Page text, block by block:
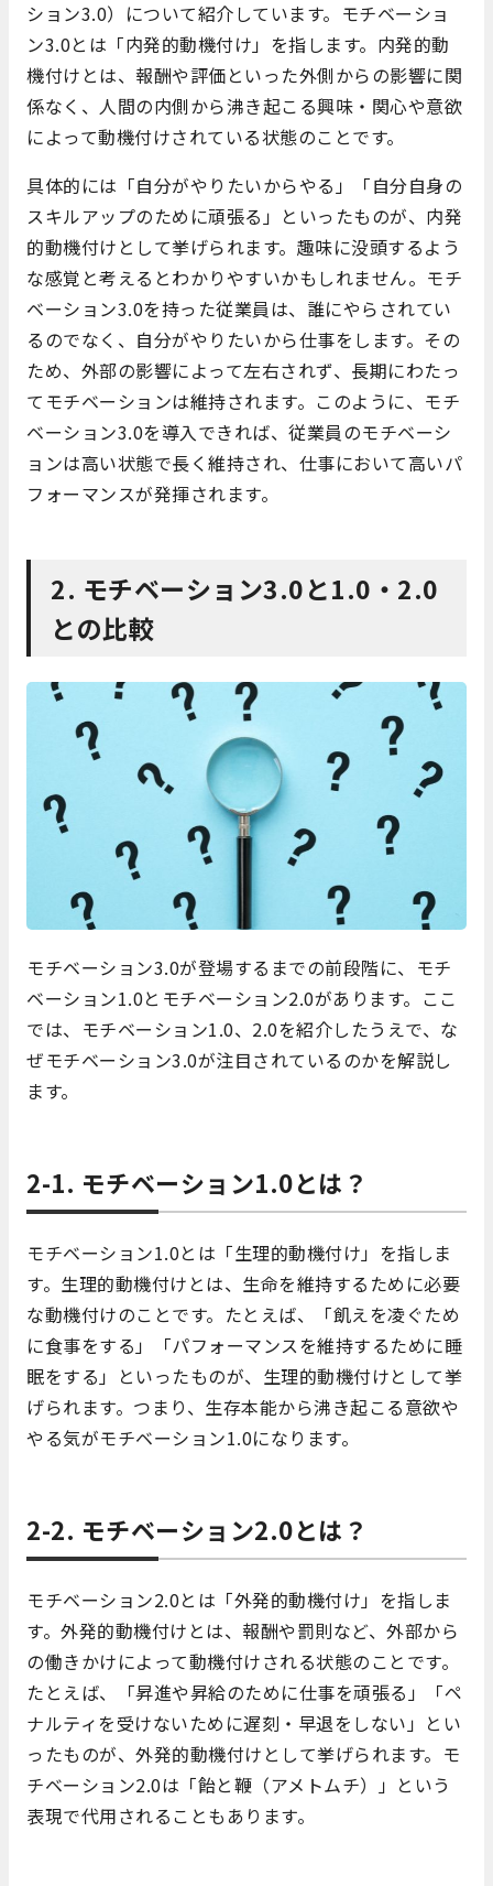
ション3.0）について紹介しています。モチベーショ
ン3.0とは「内発的動機付け」を指します。内発的動
機付けとは、報酬や評価といった外側からの影響に関
係なく、人間の内側から沸き起こる興味・関心や意欲
によって動機付けされている状態のことです。
具体的には「自分がやりたいからやる」「自分自身の
スキルアップのために頑張る」といったものが、内発
的動機付けとして挙げられます。趣味に没頭するよう
な感覚と考えるとわかりやすいかもしれません。モチ
ベーション3.0を持った従業員は、誰にやらされてい
るのでなく、自分がやりたいから仕事をします。その
ため、外部の影響によって左右されず、長期にわたっ
てモチベーションは維持されます。このように、モチ
ベーション3.0を導入できれば、従業員のモチベーシ
ョンは高い状態で長く維持され、仕事において高いパ
フォーマンスが発揮されます。
2. モチベーション3.0と1.0・2.0
との比較
モチベーション3.0が登場するまでの前段階に、モチ
ベーション1.0とモチベーション2.0があります。ここ
では、モチベーション1.0、2.0を紹介したうえで、な
ぜモチベーション3.0が注目されているのかを解説し
ます。
2-1. モチベーション1.0とは？
モチベーション1.0とは「生理的動機付け」を指しま
す。生理的動機付けとは、生命を維持するために必要
な動機付けのことです。たとえば、「飢えを凌ぐため
に食事をする」「パフォーマンスを維持するために睡
眠をする」といったものが、生理的動機付けとして挙
げられます。つまり、生存本能から沸き起こる意欲や
やる気がモチベーション1.0になります。
2-2. モチベーション2.0とは？
モチベーション2.0とは「外発的動機付け」を指しま
す。外発的動機付けとは、報酬や罰則など、外部から
の働きかけによって動機付けされる状態のことです。
たとえば、「昇進や昇給のために仕事を頑張る」「ペ
ナルティを受けないために遅刻・早退をしない」とい
ったものが、外発的動機付けとして挙げられます。モ
チベーション2.0は「飴と鞭（アメトムチ）」という
表現で代用されることもあります。